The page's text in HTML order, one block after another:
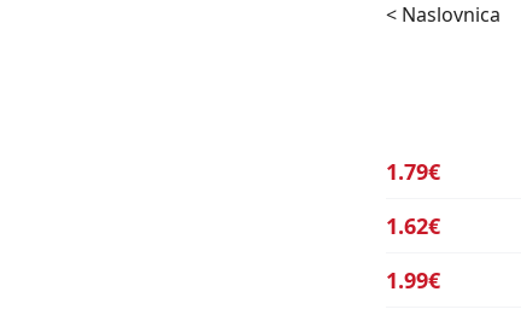
< Naslovnica
1.79€
1.62€
1.99€